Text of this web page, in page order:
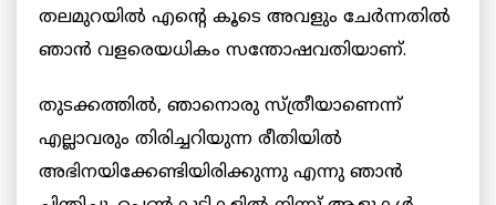
തലമുറയില്‍ എന്റെ കൂടെ അവളും ചേര്‍ന്നതില്‍
ഞാന്‍ വളരെയധികം സന്തോഷവതിയാണ്.
തുടക്കത്തില്‍, ഞാനൊരു സ്ത്രീയാണെന്ന്
എല്ലാവരും തിരിച്ചറിയുന്ന രീതിയില്‍
അഭിനയിക്കേണ്ടിയിരിക്കുന്നു എന്നു ഞാന്‍